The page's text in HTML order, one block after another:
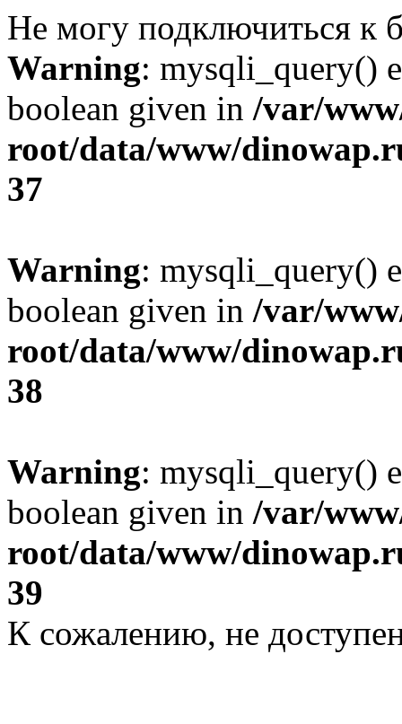
Не могу подключиться к
Warning: mysqli_query()
boolean given in /var/
root/data/www/
37
Warning: mysqli_query()
boolean given in /var/
root/data/www/
38
Warning: mysqli_query()
boolean given in /var/
root/data/www/
39
К сожалению, не